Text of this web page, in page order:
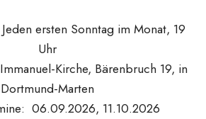
Sonntag im Monat, 19
Uhr
Kirche, Bärenbruch 19, in
Dortmund-Marten
06.09.2026, 11.10.2026